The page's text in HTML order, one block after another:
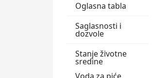
Oglasna tabla
Saglasnosti i
dozvole
Stanje životne
sredine